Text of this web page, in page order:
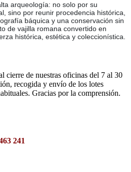
arqueología: no solo por su
sino por reunir procedencia histórica,
báquica y una conservación sin
de vajilla romana convertido en
histórica, estética y coleccionística.
cierre de nuestras oficinas del 7 al 30
recogida y envío de los lotes
Gracias por la comprensión.
241